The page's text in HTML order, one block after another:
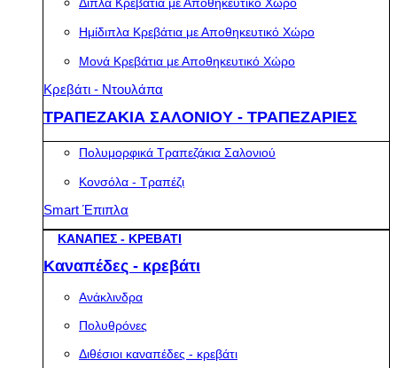
Ημίδιπλα Κρεβάτια με Αποθηκευτικό Χώρο
Μονά Κρεβάτια με Αποθηκευτικό Χώρο
Κρεβάτι - Ντουλάπα
ΤΡΑΠΕΖΑΚΙΑ ΣΑΛΟΝΙΟΥ - ΤΡΑΠΕΖΑΡΙΕΣ
Πολυμορφικά Τραπεζάκια Σαλονιού
Κονσόλα - Τραπέζι
Smart Έπιπλα
ΚΑΝΑΠΕΣ - ΚΡΕΒΑΤΙ
Καναπέδες - κρεβάτι
Ανάκλινδρα
Πολυθρόνες
Διθέσιοι καναπέδες - κρεβάτι